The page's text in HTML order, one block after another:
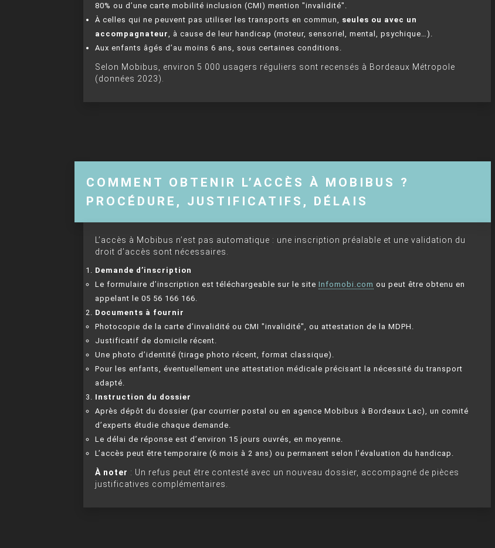
80% ou d’une carte mobilité inclusion (CMI) mention "invalidité".
À celles qui ne peuvent pas utiliser les transports en commun, seules ou avec un
accompagnateur
, à cause de leur handicap (moteur, sensoriel, mental, psychique…).
Aux enfants âgés d’au moins 6 ans, sous certaines conditions.
Selon Mobibus, environ 5 000 usagers réguliers sont recensés à Bordeaux Métropole
(données 2023).
COMMENT OBTENIR L’ACCÈS À MOBIBUS ?
PROCÉDURE, JUSTIFICATIFS, DÉLAIS
L’accès à Mobibus n’est pas automatique : une inscription préalable et une validation du
droit d’accès sont nécessaires.
Demande d’inscription
Le formulaire d’inscription est téléchargeable sur le site Infomobi.com ou peut être obtenu en
appelant le 05 56 166 166.
Documents à fournir
Photocopie de la carte d’invalidité ou CMI "invalidité", ou attestation de la MDPH.
Justificatif de domicile récent.
Une photo d’identité (tirage photo récent, format classique).
Pour les enfants, éventuellement une attestation médicale précisant la nécessité du transport
adapté.
Instruction du dossier
Après dépôt du dossier (par courrier postal ou en agence Mobibus à Bordeaux Lac), un comité
d’experts étudie chaque demande.
Le délai de réponse est d’environ 15 jours ouvrés, en moyenne.
L’accès peut être temporaire (6 mois à 2 ans) ou permanent selon l’évaluation du handicap.
À noter : Un refus peut être contesté avec un nouveau dossier, accompagné de pièces
justificatives complémentaires.